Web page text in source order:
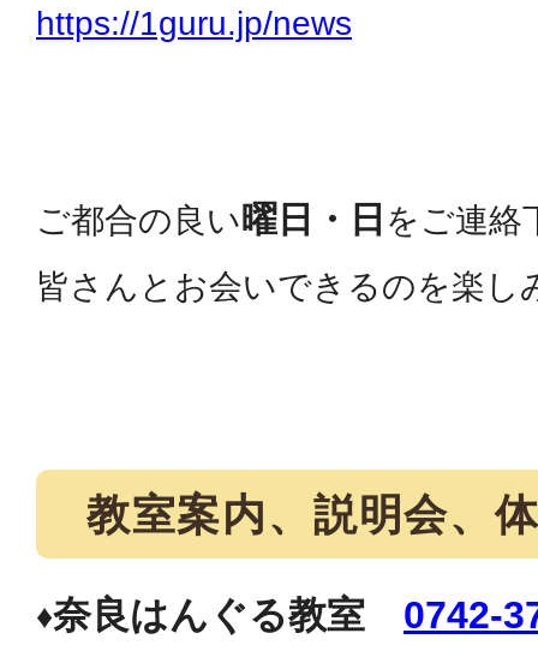
https://1guru.jp/news
ご都合の良い曜日・日 をご連絡
皆さんとお会いできるのを楽し
教室案内、説明会、
♦奈良はんぐる教室 0742-